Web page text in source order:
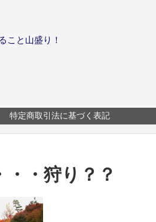
こと山盛り！
特定商取引法に基づく表記
・狩り？？